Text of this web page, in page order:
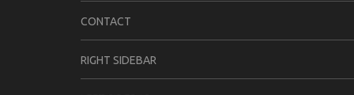
CONTACT
RIGHT SIDEBAR